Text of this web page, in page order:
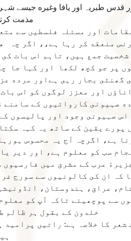
اور قدس طبريہ اور يافا وغيره جيسے
مذمت
اور مسئلہ فلسطيں سے
منعقد كر رہا ہے،، اگر چہ
جمع ہيں، تاہم اس بات
پر جو كچھ لكھا اور كہا جا
گھنٹى بجار رہى ہےاور مرده
اور معزز لوگوں كو اس
صہيونى كاروائيوں كے سامنے
اس صہيونى وجود اور پاليسوں
پورے يقين كے ساتھ يہ كہہ
ہے، اگرچہ آج يہ محسوس
سب كو معلوم ہے، اور دير
عرب كے مشرق ميں
كہ ان كى كالونيوں سے سورج
عراق، ہندوستان،
سے پوچھيئے تاكہ آپ كو
خلدون كے بقول ہر ظالم
شعر كا خلاصہ ہے: راتيں